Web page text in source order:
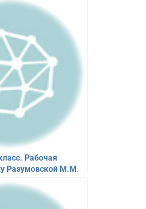
Рабочая
Разумовской М.М.